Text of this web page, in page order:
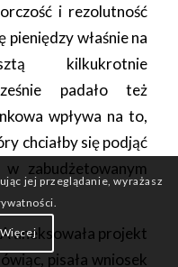
i rezolutność
pieniędzy właśnie na
kilkukrotnie
padało też
wpływa na to,
chciałby się podjąć
zabudżetowanym
aneksowała projekt
pisała wniosek
jej przeglądanie, wyrażasz
Więcej